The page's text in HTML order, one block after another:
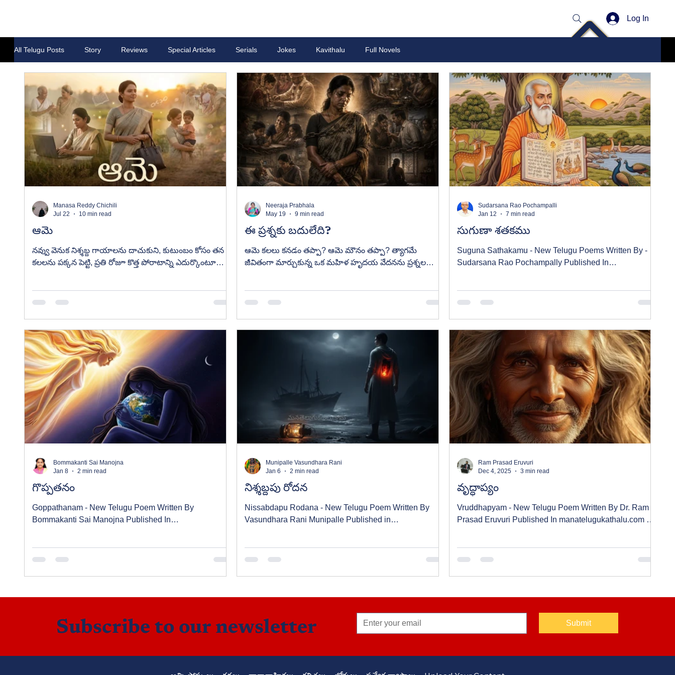
Log In
All Telugu Posts Story Reviews Special Articles Serials Jokes Kavithalu Full Novels
ఆమె
నవ్వు వెనుక నిశ్శబ్ద గాయాలను దాచుకుని, కుటుంబం కోసం తన
కలలను పక్కన పెట్టి, ప్రతి రోజూ కొత్త పోరాటాన్ని ఎదుర్కొంటూ
హృదయానికి హత్తుకునేలా ప్రతిబింబించే అద్భుత రచన.
Manasa Reddy Chichili
Jul 22
10 min read
ఈ ప్రశ్నకు బదులేది?
ఆమె కలలు కనడం తప్పా? ఆమె మౌనం తప్పా? త్యాగమే
జీవితంగా మార్చుకున్న ఒక మహిళ హృదయ వేదనను ప్రశ్నల
Neeraja Prabhala
May 19
9 min read
సుగుణా శతకము
Suguna Sathakamu - New Telugu Poems Written By -
Sudarsana Rao Pochampally Published In
Sudarsana Rao Pochampalli
Jan 12
7 min read
గొప్పతనం
Goppathanam - New Telugu Poem Written By
Bommakanti Sai Manojna Published In
Bommakanti Sai Manojna
Jan 8
2 min read
నిశ్శబ్దపు రోదన
Nissabdapu Rodana - New Telugu Poem Written By
Vasundhara Rani Munipalle Published in
Munipalle Vasundhara Rani
Jan 6
2 min read
వృద్ధాప్యం
Vruddhapyam - New Telugu Poem Written By Dr. Ram
Prasad Eruvuri Published In manatelugukathalu.com On
Ram Prasad Eruvuri
Dec 4, 2025
3 min read
Subscribe to our newsletter Submit